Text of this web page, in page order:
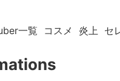
一覧 コスメ 炎上 セ